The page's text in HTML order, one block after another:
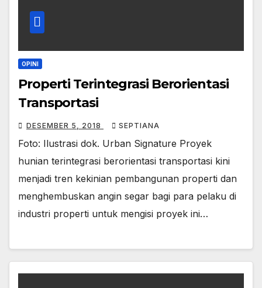
OPINI
Properti Terintegrasi Berorientasi
Transportasi
DESEMBER 5, 2018 SEPTIANA
Foto: Ilustrasi dok. Urban Signature Proyek
hunian terintegrasi berorientasi transportasi kini
menjadi tren kekinian pembangunan properti dan
menghembuskan angin segar bagi para pelaku di
industri properti untuk mengisi proyek ini…